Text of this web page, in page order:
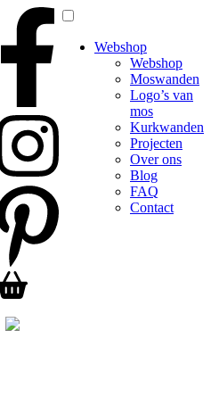
Webshop
Webshop
Moswanden
Logo’s van
mos
Kurkwanden
Projecten
Over ons
Blog
FAQ
Contact